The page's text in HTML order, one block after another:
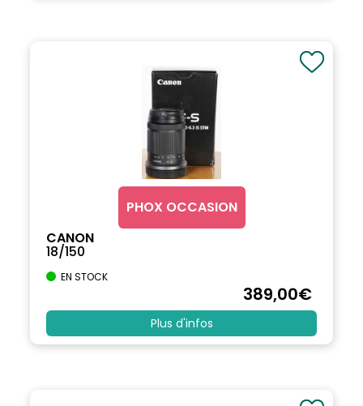
PHOX OCCASION
CANON
18/150
EN STOCK
389,00€
Plus d'infos